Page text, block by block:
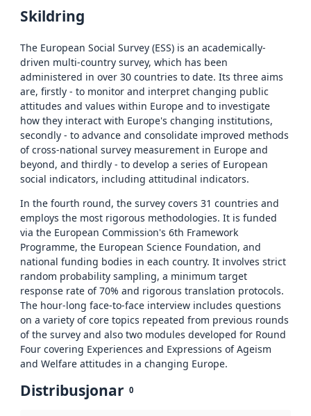
Skildring
The European Social Survey (ESS) is an academically-
driven multi-country survey, which has been
administered in over 30 countries to date. Its three aims
are, firstly - to monitor and interpret changing public
attitudes and values within Europe and to investigate
how they interact with Europe's changing institutions,
secondly - to advance and consolidate improved methods
of cross-national survey measurement in Europe and
beyond, and thirdly - to develop a series of European
social indicators, including attitudinal indicators.
In the fourth round, the survey covers 31 countries and
employs the most rigorous methodologies. It is funded
via the European Commission's 6th Framework
Programme, the European Science Foundation, and
national funding bodies in each country. It involves strict
random probability sampling, a minimum target
response rate of 70% and rigorous translation protocols.
The hour-long face-to-face interview includes questions
on a variety of core topics repeated from previous rounds
of the survey and also two modules developed for Round
Four covering Experiences and Expressions of Ageism
and Welfare attitudes in a changing Europe.
Distribusjonar 0